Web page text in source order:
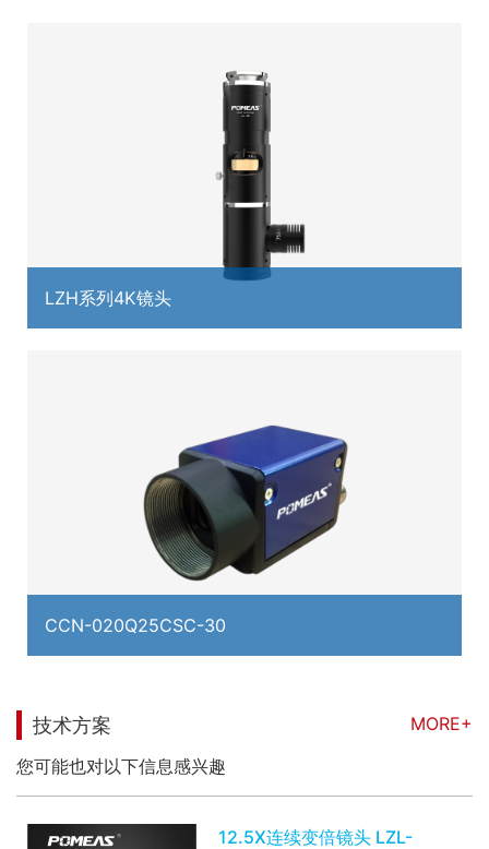
LZH系列4K镜头
CCN-020Q25CSC-30
技术方案
MORE+
您可能也对以下信息感兴趣
12.5X连续变倍镜头 LZL-